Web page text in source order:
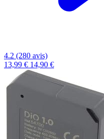
4.2 (280 avis)
13,99 € 14,90 €